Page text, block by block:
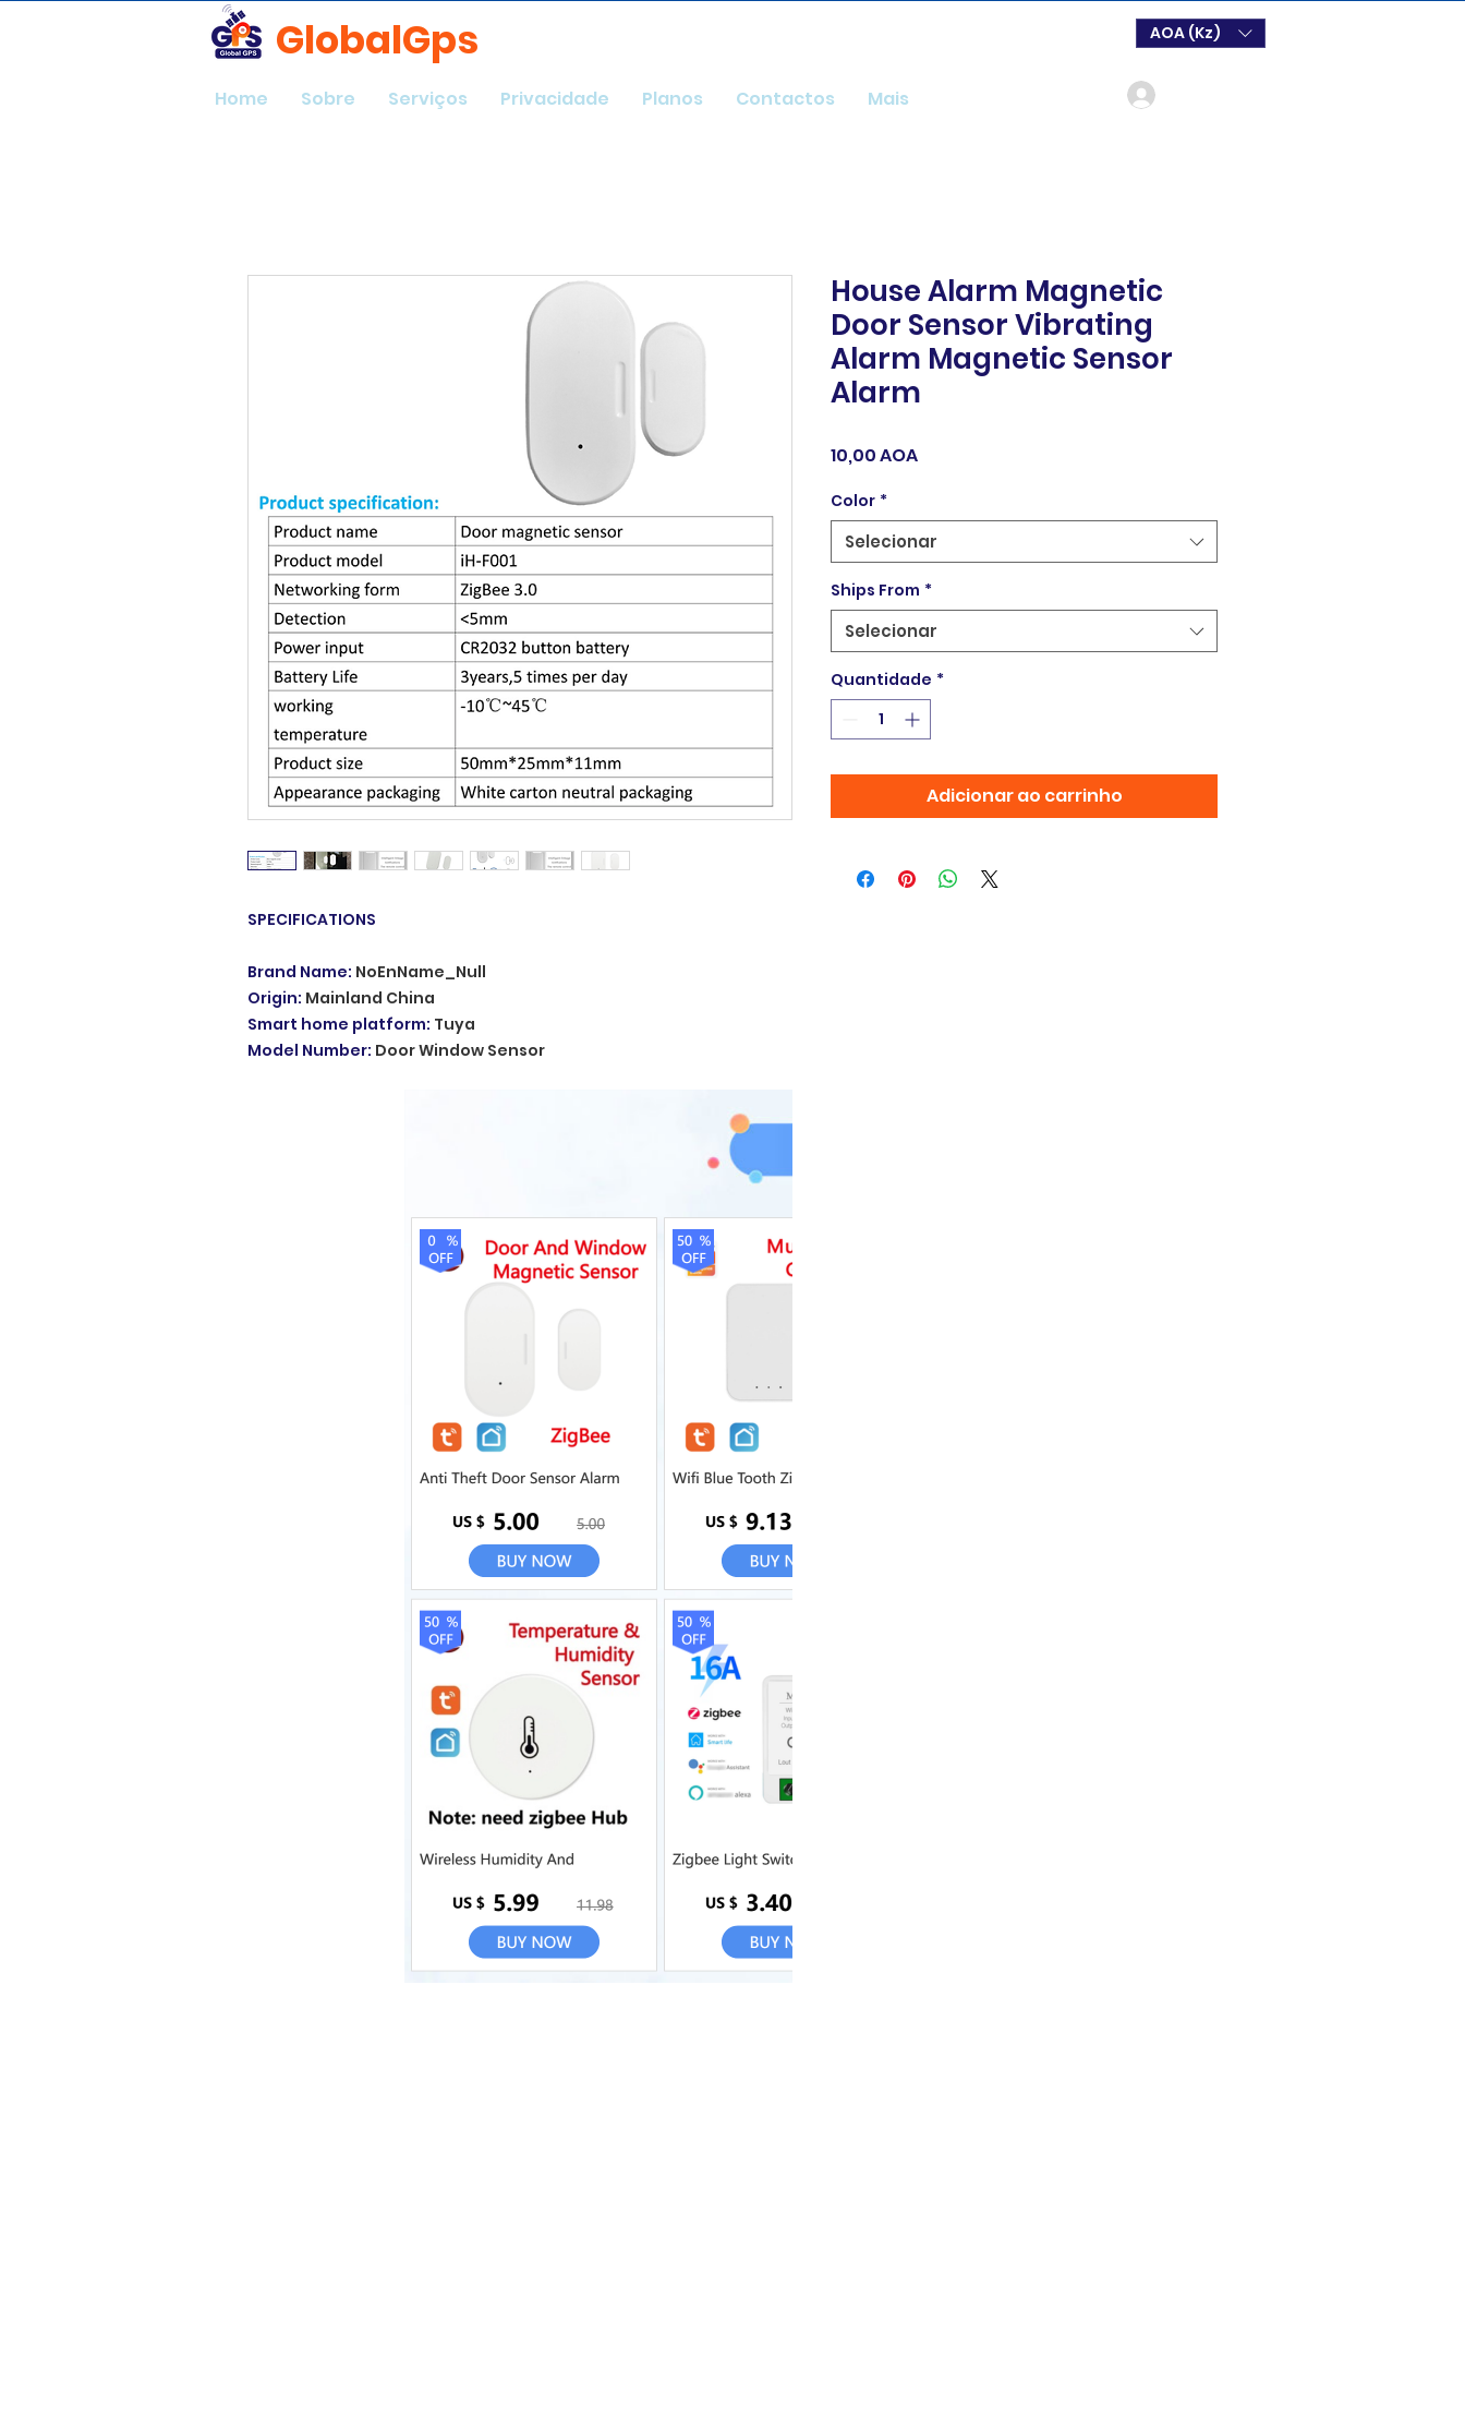
GlobalGps AOA (Kz)
Home Sobre Serviços Privacidade Planos Contactos Mais
SPECIFICATIONS
Brand Name: NoEnName_Null
Origin: Mainland China
Smart home platform: Tuya
Model Number: Door Window Sensor
House Alarm Magnetic
Door Sensor Vibrating
Alarm Magnetic Sensor
Alarm
10,00 AOAPreço
Color *
Selecionar
Ships From *
Selecionar
Quantidade *
Adicionar ao carrinho